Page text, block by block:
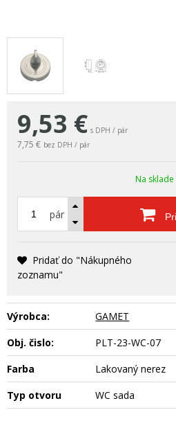
9,53 € s DPH / pár
7,75 € bez DPH / pár
Na sklade
pár
Pridať do "Nákupného
zoznamu"
Výrobca:
GAMET
Obj. čislo:
PLT-23-WC-07
Farba
Lakovaný nerez
Typ otvoru
WC sada